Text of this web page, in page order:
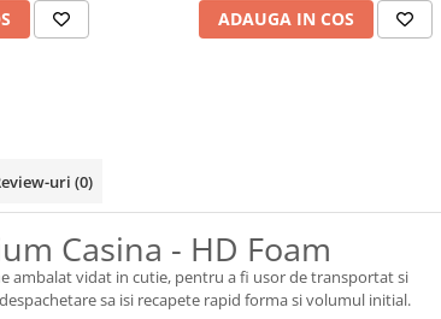
ADAUGA IN COS
uri (0)
Casina - HD Foam
ambalat vidat in cutie, pentru a fi usor de transportat si
sa isi recapete rapid forma si volumul initial.